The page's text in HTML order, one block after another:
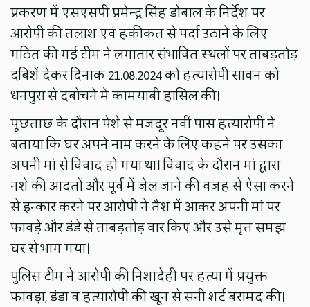
प्रकरण में एसएसपी प्रमेन्द्र सिंह डोबाल के निर्देश पर
आरोपी की तलाश एवं हकीकत से पर्दा उठाने के लिए
गठित की गई टीम ने लगातार संभावित स्थलों पर ताबड़तोड़
दबिशें देकर दिनांक 21.08.2024 को हत्यारोपी सावन को
धनपुरा से दबोचने में कामयाबी हासिल की।
पूछताछ के दौरान पेशे से मजदूर नवीं पास हत्यारोपी ने
बताया कि घर अपने नाम करने के लिए कहने पर उसका
अपनी मां से विवाद हो गया था। विवाद के दौरान मां द्वारा
नशे की आदतों और पूर्व में जेल जाने की वजह से ऐसा करने
से इन्कार करने पर आरोपी ने तैश में आकर अपनी मां पर
फावड़े और डंडे से ताबड़तोड़ वार किए और उसे मृत समझ
घर से भाग गया।
पुलिस टीम ने आरोपी की निशांदेही पर हत्या में प्रयुक्त
फावड़ा, डंडा व हत्यारोपी की खून से सनी शर्ट बरामद की।